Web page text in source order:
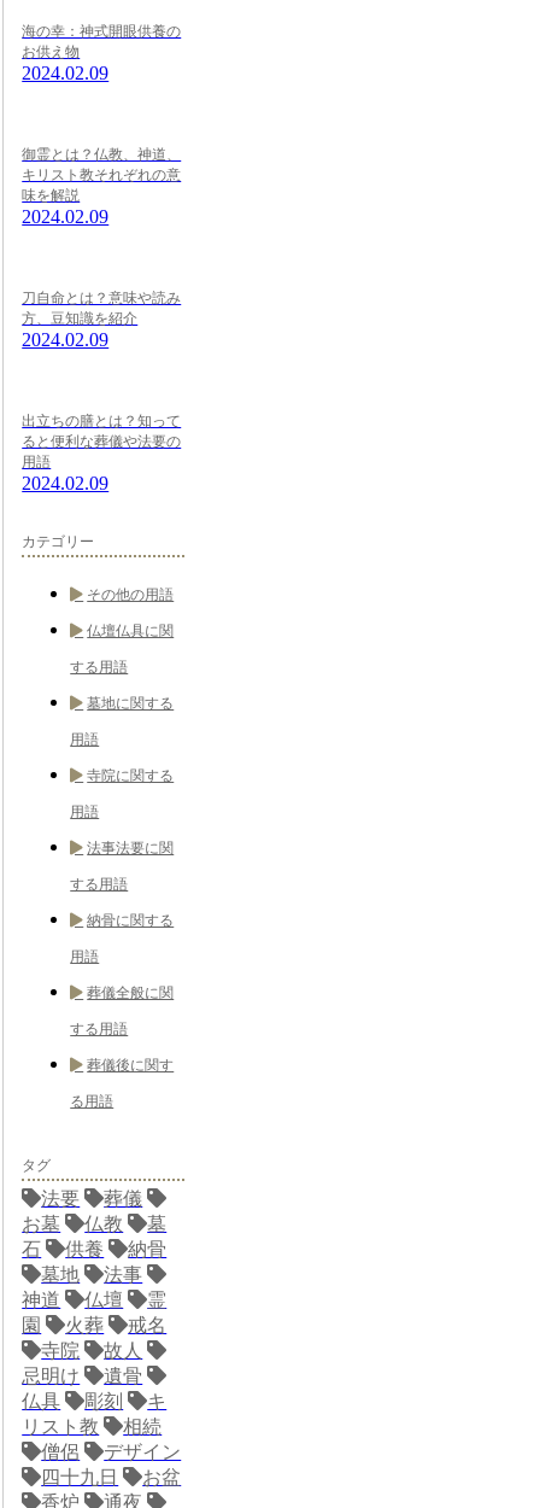
海の幸：神式開眼供養の
お供え物
2024.02.09
御霊とは？仏教、神道、
キリスト教それぞれの意
味を解説
2024.02.09
刀自命とは？意味や読み
方、豆知識を紹介
2024.02.09
出立ちの膳とは？知って
ると便利な葬儀や法要の
用語
2024.02.09
カテゴリー
その他の用語
仏壇仏具に関
する用語
墓地に関する
用語
寺院に関する
用語
法事法要に関
する用語
納骨に関する
用語
葬儀全般に関
する用語
葬儀後に関す
る用語
タグ
法要
葬儀
お墓
仏教
墓
石
供養
納骨
墓地
法事
神道
仏壇
霊
園
火葬
戒名
寺院
故人
忌明け
遺骨
仏具
彫刻
キ
リスト教
相続
僧侶
デザイン
四十九日
お盆
香炉
通夜